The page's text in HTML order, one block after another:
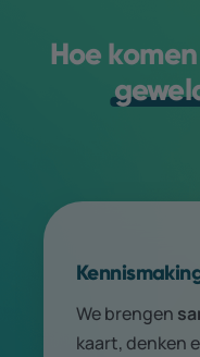
Hoe
We brengen
kaart, denken